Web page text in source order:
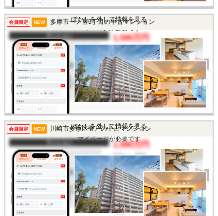
会員限定 NEW 多摩市一ノ宮3丁目の中古マンション
1,590万円
間取り 2LDK
完成年
1978年
建物面積 58.16㎡
土地面積 -
所在地 東京都多摩市一ノ宮3丁目
交通 /
この物件を見るには
ぼかしを外して情報を見る
会員限定 NEW 川崎市多摩区登戸の中古マンション
マンション 1,590万円
間取り 2DK
完成年 1983年
建物面積 42.66㎡
土地面積 -
所在地 神奈川県川崎市多摩区登
戸
交通 /
この物件を見るには
マイページが必要です
ぼかしを外して情報を見る